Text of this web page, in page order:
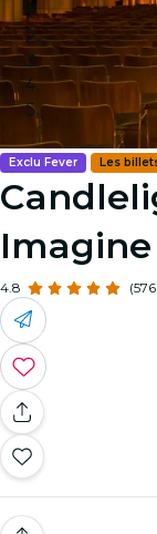
Exclu Fever Les
4.8